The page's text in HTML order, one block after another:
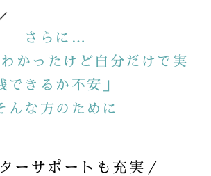
さらに…
わかったけど自分だけで実
できるか不安」
んな方のために
ーサポートも充実／